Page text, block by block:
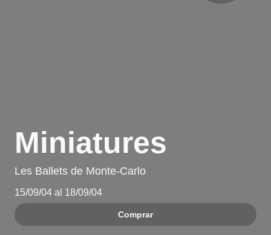
Miniatures
Les Ballets de Monte-Carlo
15/09/04 al 18/09/04
Comprar